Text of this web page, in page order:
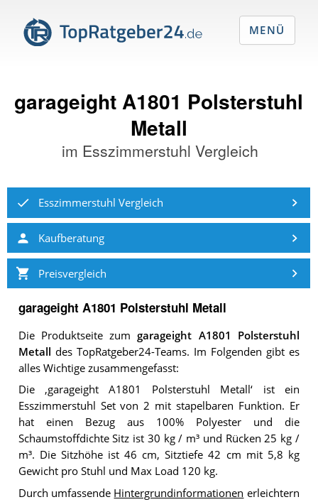
garageight A1801 Polsterstuhl
Metall
im Esszimmerstuhl Vergleich
Esszimmerstuhl Vergleich
Kaufberatung
Preisvergleich
garageight A1801 Polsterstuhl Metall
Die Produktseite zumgarageight A1801 Polsterstuhl
Metall des TopRatgeber24-Teams. Im Folgenden gibt es
alles Wichtige zusammengefasst:
Die ‚garageight A1801 Polsterstuhl Metall‘ ist ein
Esszimmerstuhl Set von 2 mit stapelbaren Funktion. Er
hat einen Bezug aus 100% Polyester und die
Schaumstoffdichte Sitz ist 30 kg / m³ und Rücken 25 kg /
m³. Die Sitzhöhe ist 46 cm, Sitztiefe 42 cm mit 5,8 kg
Gewicht pro Stuhl und Max Load 120 kg.
Durch umfassende Hintergrundinformationen erleichtern
MENÜ